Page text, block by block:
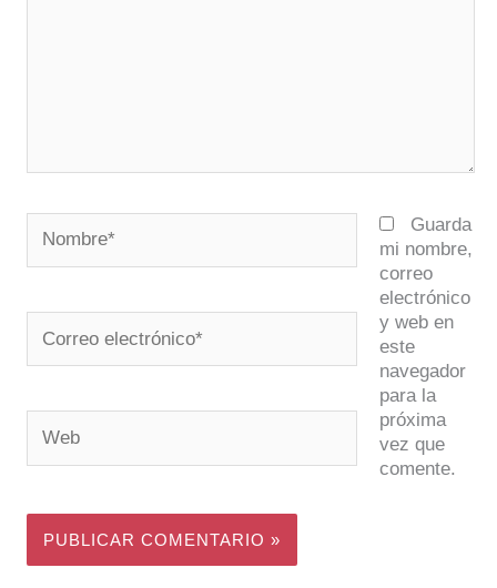
electrónico*
Guarda
mi nombre,
correo
electrónico
y web en
este
navegador
para la
próxima
vez que
comente.